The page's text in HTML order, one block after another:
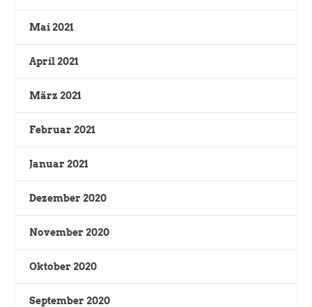
Mai 2021
April 2021
März 2021
Februar 2021
Januar 2021
Dezember 2020
November 2020
Oktober 2020
September 2020